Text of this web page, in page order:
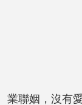
業聯姻，沒有